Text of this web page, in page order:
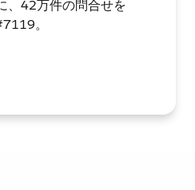
、42万件の問合せを
。